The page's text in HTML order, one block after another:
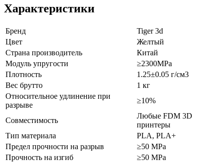
Характеристики
Бренд
Tiger 3d
Цвет
Желтый
Страна производитель
Китай
Модуль упругости
≥2300MPa
Плотность
1.25±0.05 г/см3
Вес брутто
1 кг
Относительное удлинение при
разрыве
≥10%
Совместимость
Любые FDM 3D
принтеры
Тип материала
PLA, PLA+
Предел прочности на разрыв
≥50 MPa
Прочность на изгиб
≥50 MPa